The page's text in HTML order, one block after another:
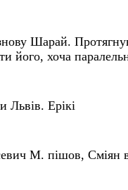
Шарай.
його, хоча
Львів. Ерікі
М. пішов, Сміян